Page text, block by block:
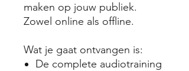
maken op jouw publiek.
Zowel online als offline.
Wat je gaat ontvangen is:
De complete audiotraining